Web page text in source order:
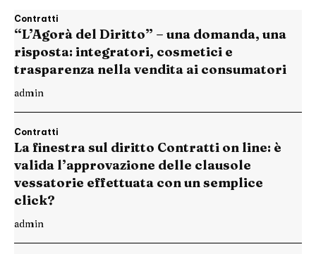
Contratti
“L’Agorà del Diritto” – una domanda, una
risposta: integratori, cosmetici e
trasparenza nella vendita ai consumatori
admin
Contratti
La finestra sul diritto Contratti on line: è
valida l’approvazione delle clausole
vessatorie effettuata con un semplice
click?
admin